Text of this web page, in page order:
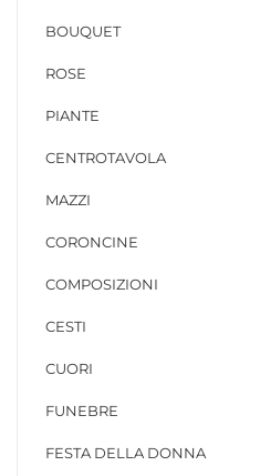
BOUQUET
ROSE
PIANTE
CENTROTAVOLA
MAZZI
CORONCINE
COMPOSIZIONI
CESTI
CUORI
FUNEBRE
FESTA DELLA DONNA